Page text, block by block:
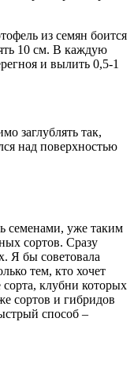
из семян боится
10 см. В каждую
и вылить 0,5-1
заглублять так,
над поверхностью
семенами, уже таким
сортов. Сразу
Я бы советовала
тем, кто хочет
сорта, клубни которых
сортов и гибридов
способ –